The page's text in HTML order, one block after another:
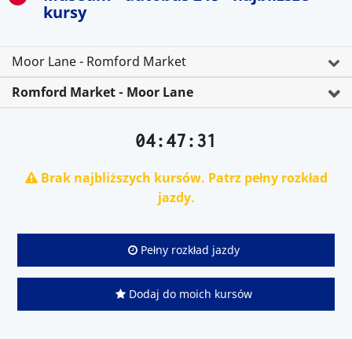
kursy
Moor Lane - Romford Market
Romford Market - Moor Lane
04:47:31
Brak najbliższych kursów. Patrz pełny rozkład
jazdy.
Pełny rozkład jazdy
Dodaj do moich kursów